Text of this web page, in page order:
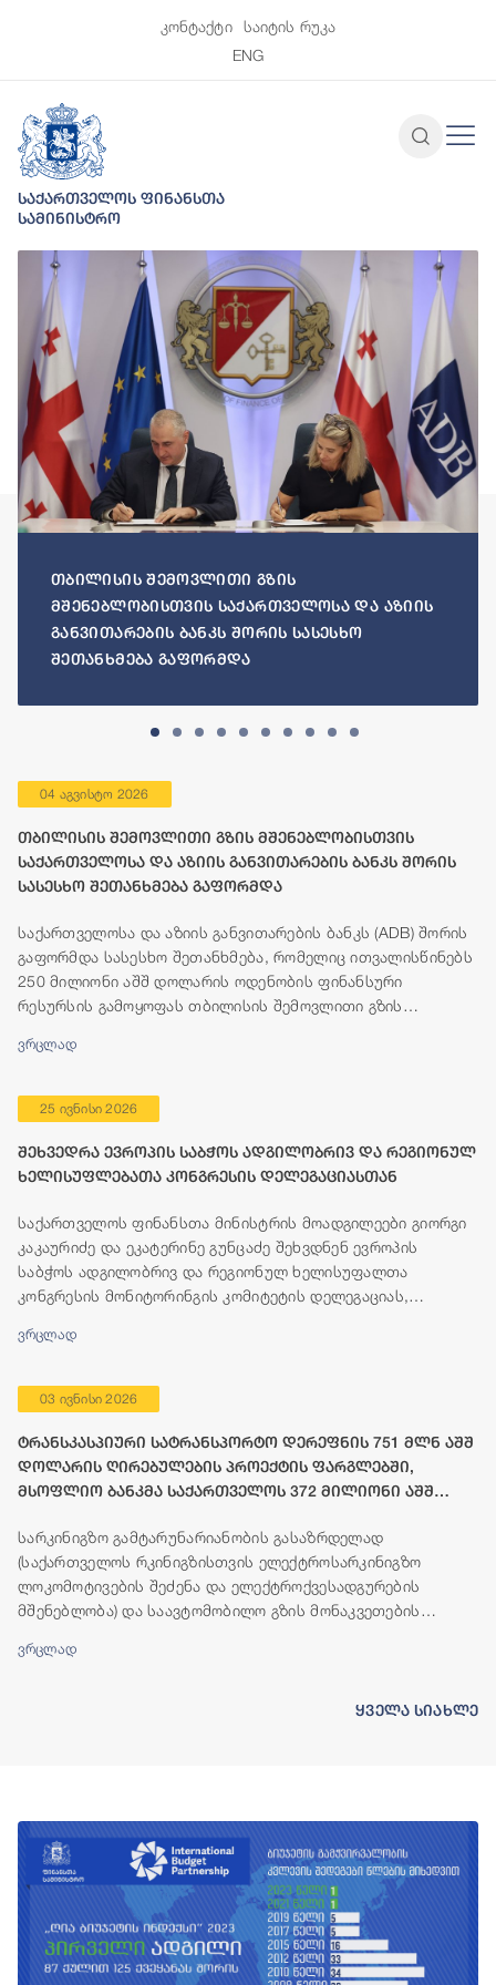
კონტაქტი
საიტის რუკა
ENG
საქართველოს ფინანსთა
სამინისტრო
თბილისის შემოვლითი გზის
მშენებლობისთვის საქართველოსა და აზიის
განვითარების ბანკს შორის სასესხო
შეთანხმება გაფორმდა
04 აგვისტო 2026
თბილისის შემოვლითი გზის მშენებლობისთვის
საქართველოსა და აზიის განვითარების ბანკს შორის
სასესხო შეთანხმება გაფორმდა
საქართველოსა და აზიის განვითარების ბანკს (ADB) შორის
გაფორმდა სასესხო შეთანხმება, რომელიც ითვალისწინებს
250 მილიონი აშშ დოლარის ოდენობის ფინანსური
რესურსის გამოყოფას თბილისის შემოვლითი გზის
ვრცლად
25 ივნისი 2026
შეხვედრა ევროპის საბჭოს ადგილობრივ და რეგიონულ
ხელისუფლებათა კონგრესის დელეგაციასთან
საქართველოს ფინანსთა მინისტრის მოადგილეები გიორგი
კაკაურიძე და ეკატერინე გუნცაძე შეხვდნენ ევროპის
საბჭოს ადგილობრივ და რეგიონულ ხელისუფალთა
კონგრესის მონიტორინგის კომიტეტის დელეგაციას,
პერიოდში იმყოფება თბილისში.
ვრცლად
03 ივნისი 2026
ტრანსკასპიური სატრანსპორტო დერეფნის 751 მლნ აშშ
დოლარის ღირებულების პროექტის ფარგლებში,
მსოფლიო ბანკმა საქართველოს 372 მილიონი აშშ
სარკინიგზო გამტარუნარიანობის გასაზრდელად
(საქართველოს რკინიგზისთვის ელექტროსარკინიგზო
ლოკომოტივების შეძენა და ელექტროქვესადგურების
მშენებლობა) და საავტომობილო გზის მონაკვეთების
მშენებლობისთვის, მსოფლიო ბანკის ჯგუფი საქართველოს
ვრცლად
ყველა სიახლე